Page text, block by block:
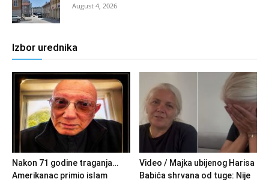
August 4, 2026
Izbor urednika
Nakon 71 godine traganja…
Amerikanac primio islam
Video / Majka ubijenog Harisa
Babića shrvana od tuge: Nije